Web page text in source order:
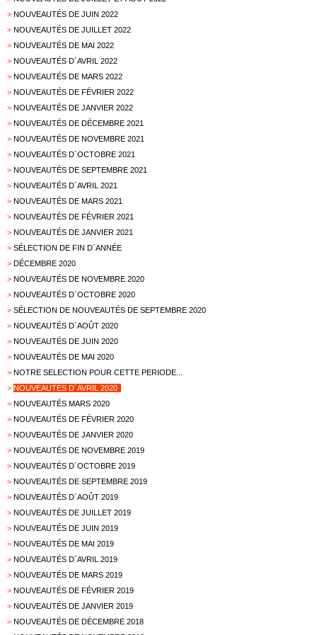
> NOUVEAUTÉS DE JUIN 2022
> NOUVEAUTÉS DE JUILLET 2022
> NOUVEAUTÉS DE MAI 2022
> NOUVEAUTÉS D´AVRIL 2022
> NOUVEAUTÉS DE MARS 2022
> NOUVEAUTÉS DE FÉVRIER 2022
> NOUVEAUTÉS DE JANVIER 2022
> NOUVEAUTÉS DE DÉCEMBRE 2021
> NOUVEAUTÉS DE NOVEMBRE 2021
> NOUVEAUTÉS D´OCTOBRE 2021
> NOUVEAUTÉS DE SEPTEMBRE 2021
> NOUVEAUTÉS D´AVRIL 2021
> NOUVEAUTÉS DE MARS 2021
> NOUVEAUTÉS DE FÉVRIER 2021
> NOUVEAUTÉS DE JANVIER 2021
> SÉLECTION DE FIN D´ANNÉE
> DÉCEMBRE 2020
> NOUVEAUTÉS DE NOVEMBRE 2020
> NOUVEAUTÉS D´OCTOBRE 2020
> SÉLECTION DE NOUVEAUTÉS DE SEPTEMBRE 2020
> NOUVEAUTÉS D´AOÛT 2020
> NOUVEAUTÉS DE JUIN 2020
> NOUVEAUTÉS DE MAI 2020
> NOTRE SELECTION POUR CETTE PERIODE...
> NOUVEAUTÉS D´AVRIL 2020
> NOUVEAUTÉS MARS 2020
> NOUVEAUTÉS DE FÉVRIER 2020
> NOUVEAUTÉS DE JANVIER 2020
> NOUVEAUTÉS DE NOVEMBRE 2019
> NOUVEAUTÉS D´OCTOBRE 2019
> NOUVEAUTÉS DE SEPTEMBRE 2019
> NOUVEAUTÉS D´AOÛT 2019
> NOUVEAUTÉS DE JUILLET 2019
> NOUVEAUTÉS DE JUIN 2019
> NOUVEAUTÉS DE MAI 2019
> NOUVEAUTÉS D´AVRIL 2019
> NOUVEAUTÉS DE MARS 2019
> NOUVEAUTÉS DE FÉVRIER 2019
> NOUVEAUTÉS DE JANVIER 2019
> NOUVEAUTÉS DE DÉCEMBRE 2018